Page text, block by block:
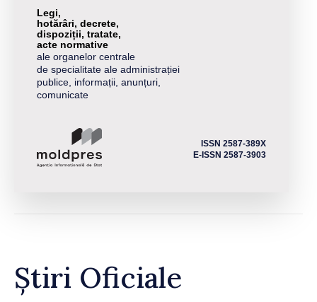
Legi,
hotărâri, decrete,
dispoziții, tratate,
acte normative
ale organelor centrale
de specialitate ale administrației
publice, informații, anunțuri,
comunicate
ISSN 2587-389X
E-ISSN 2587-3903
Știri Oficiale